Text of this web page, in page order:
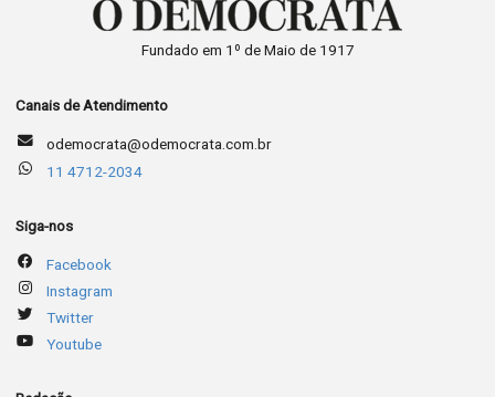
Fundado em 1º de Maio de 1917
Canais de Atendimento
odemocrata@odemocrata.com.br
11 4712-2034
Siga-nos
Facebook
Instagram
Twitter
Youtube